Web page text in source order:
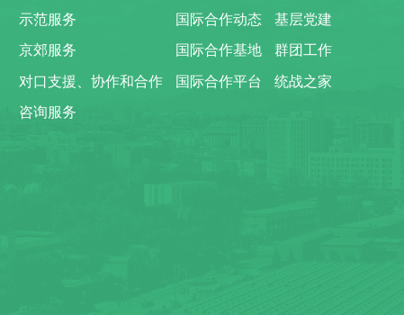
示范服务
京郊服务
对口支援、协作和合作
咨询服务
国际合作动态
国际合作基地
国际合作平台
基层党建
群团工作
统战之家